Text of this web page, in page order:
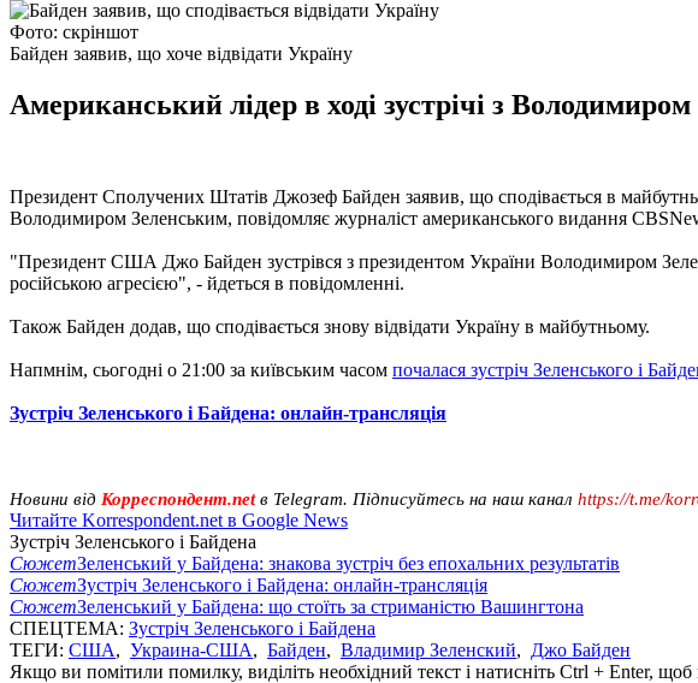
Фото: скріншот
Байден заявив, що хоче відвідати Україну
Американський лідер в ході зустрічі з
Президент Сполучених Штатів Джозеф Байден заявив, що сподівається в
Володимиром Зеленським, повідомляє журналіст американського видання
"Президент США Джо Байден зустрівся з президентом України Володимиром
російською агресією", - йдеться в повідомленні.
Також Байден додав, що сподівається знову відвідати Україну в майбутньому.
Напмнім, сьогодні о 21:00 за київським часом почалася зустріч Зеленського і
Зустріч Зеленського і Байдена: онлайн-трансляція
Новини від Корреспондент.netв Telegram. Підписуйтесь на наш канал https://t.me/
Читайте Korrespondent.net в Google News
Зустріч Зеленського і Байдена
СюжетЗеленський у Байдена: знакова зустріч без епохальних результатів
СюжетЗустріч Зеленського і Байдена: онлайн-трансляція
СюжетЗеленський у Байдена: що стоїть за стриманістю Вашингтона
СПЕЦТЕМА: Зустріч Зеленського і Байдена
ТЕГИ: США, Украина-США, Байден, Владимир Зеленский, Джо Байден
Якщо ви помітили помилку, виділіть необхідний текст і натисніть Ctrl + Enter,